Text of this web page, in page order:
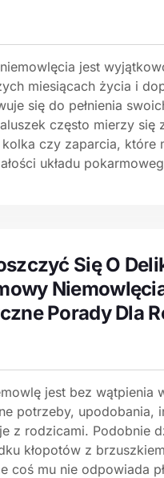
jest
miesiącach życia i
się do pełnienia
często mierzy się
czy zaparcia, które
układu
Się O
Porady Dla
jest bez wątpienia
potrzeby, upodobania,
z rodzicami. Podobnie
kłopotów z
coś mu nie odpowiada